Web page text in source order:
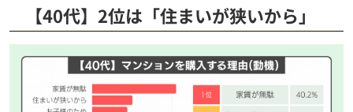
【40代】2位は「住まいが狭いから」